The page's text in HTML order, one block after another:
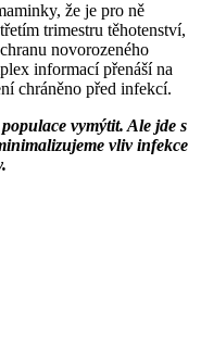
že je pro ně
trimestru těhotenství,
novorozeného
informací přenáší na
chráněno před infekcí.
vymýtit. Ale jde s
vliv infekce